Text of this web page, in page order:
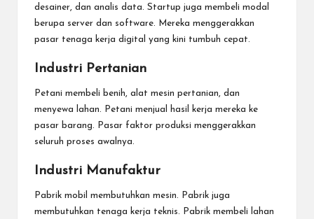
desainer, dan analis data. Startup juga membeli modal
berupa server dan software. Mereka menggerakkan
pasar tenaga kerja digital yang kini tumbuh cepat.
Industri Pertanian
Petani membeli benih, alat mesin pertanian, dan
menyewa lahan. Petani menjual hasil kerja mereka ke
pasar barang. Pasar faktor produksi menggerakkan
seluruh proses awalnya.
Industri Manufaktur
Pabrik mobil membutuhkan mesin. Pabrik juga
membutuhkan tenaga kerja teknis. Pabrik membeli lahan